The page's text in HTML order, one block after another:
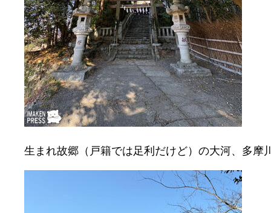
生まれ故郷（戸籍では足利だけど）の大河、多摩